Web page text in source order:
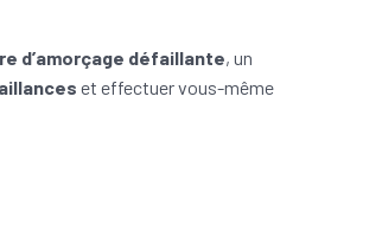
d’amorçage défaillante, un
et effectuer vous-même